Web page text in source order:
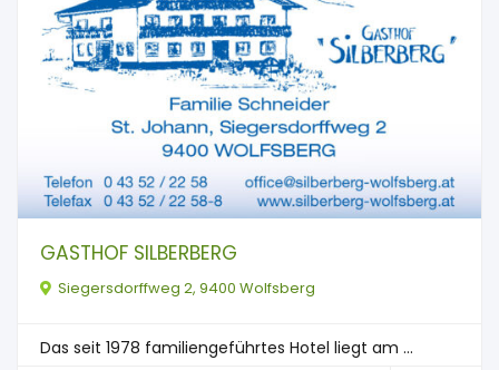
GASTHOF SILBERBERG
Siegersdorffweg 2, 9400 Wolfsberg
Das seit 1978 familiengeführtes Hotel liegt am ...